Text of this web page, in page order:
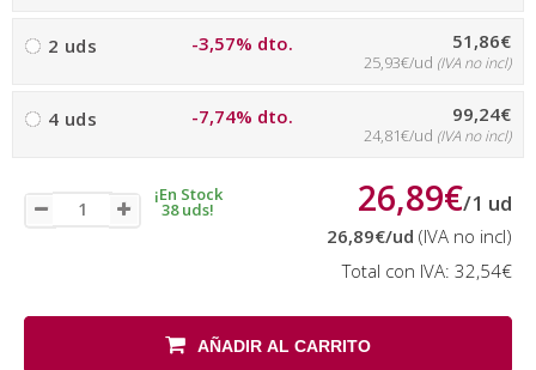
2 uds -3,57% dto. 51,86€
25,93€/ud (IVA no incl)
4 uds -7,74% dto. 99,24€
24,81€/ud (IVA no incl)
¡En Stock
38 uds! 26,89€/1 ud
26,89€/ud (IVA no incl)
Total con IVA: 32,54€
AÑADIR AL CARRITO